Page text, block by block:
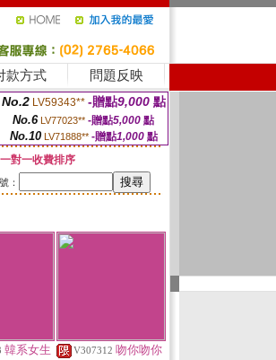
款方式 問題反映
No.2 LV59343** -贈點9,000 點
No.6 LV77023** -贈點5,000點
No.10 LV71888** -贈點1,000 點
一對一收費排序
：
韓系女生 V307312 吻你吻你